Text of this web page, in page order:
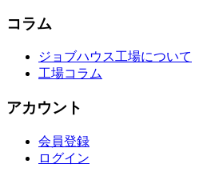
コラム
ジョブハウス工場について
工場コラム
アカウント
会員登録
ログイン